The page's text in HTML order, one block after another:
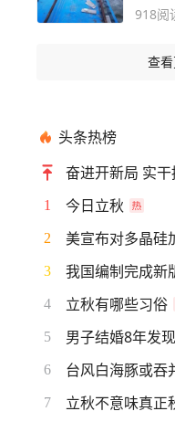
918阅
查
头条热榜
奋进开新局 实
1 今日立秋
2 美宣布对多晶硅
3 我国编制完成新
4 立秋有哪些习俗
5 男子结婚8年发
6 台风白海豚或吞
7 立秋不意味真正